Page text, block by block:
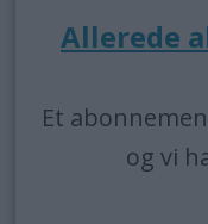
Allerede
Et
og vi